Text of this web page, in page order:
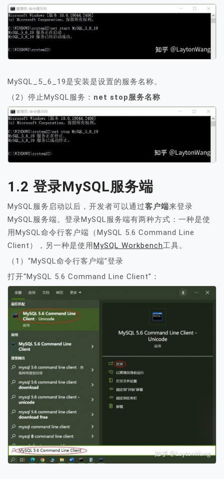
MySQL_5_6_19是安装是设置的服务名称。
（2）停止MySQL服务： net stop服务名称
1.2 登录MySQL服务端
MySQL服务启动以后，开发者可以通过客户端来登录
MySQL服务端。登录MySQL服务端有两种方式：一种是使
用MySQL命令行客户端（MySQL 5.6 Command Line
Client），另一种是使用MySQL Workbench工具。
（1）“MySQL命令行客户端”登录
打开“MySQL 5.6 Command Line Client”：